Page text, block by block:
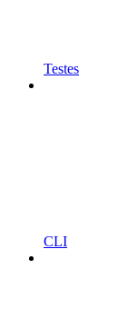
Testes
CLI